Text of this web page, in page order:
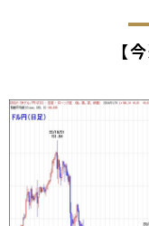
【